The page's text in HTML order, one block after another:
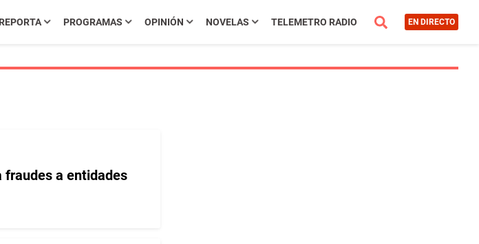
PROGRAMAS OPINIÓN NOVELAS TELEMETRO RADIO EN DIRECTO
fraudes a entidades